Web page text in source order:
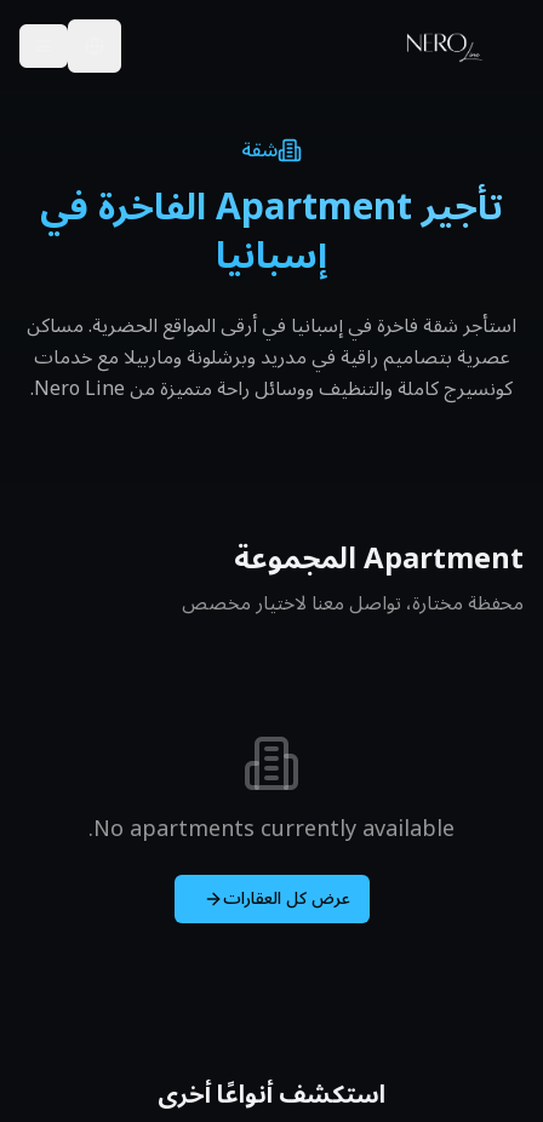
شقة
تأجير Apartment الفاخرة في
إسبانيا
استأجر شقة فاخرة في إسبانيا في أرقى المواقع الحضرية. مساكن
عصرية بتصاميم راقية في مدريد وبرشلونة وماربيلا مع خدمات
كونسيرج كاملة والتنظيف ووسائل راحة متميزة من Nero Line.
Apartmentالمجموعة
محفظة مختارة، تواصل معنا لاختيار مخصص
Noapartments currently available.
عرض كل العقارات
استكشف أنواعًا أخرى